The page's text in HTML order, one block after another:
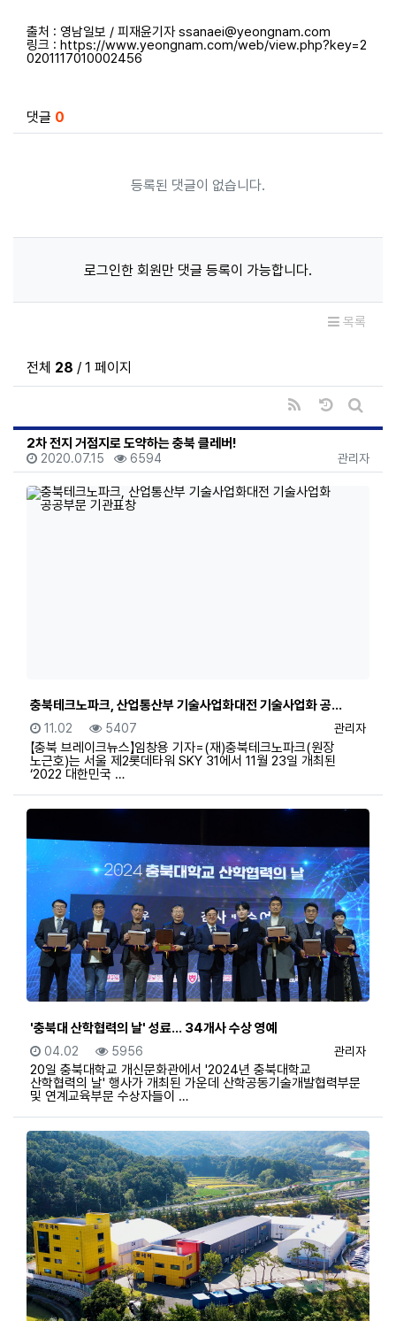
출처 : 영남일보 / 피재윤기자 ssanaei@yeongnam.com
링크 : https://www.yeongnam.com/web/view.php?key=2
0201117010002456
댓글 0
등록된 댓글이 없습니다.
로그인한 회원만 댓글 등록이 가능합니다.
목록
전체 28 / 1 페이지
RSS
날짜순 정렬
게시판
2차 전지 거점지로 도약하는 충북 클레버!
등록자
관리자
등록일
2020.07.15 조회
6594
충북테크노파크, 산업통산부 기술사업화대전 기술사업화 공…
등록자
관리자
등록일
11.02 조회
5407
【충북 브레이크뉴스】임창용 기자=(재)충북테크노파크(원장
노근호)는 서울 제2롯데타워 SKY 31에서 11월 23일 개최된
‘2022 대한민국 …
'충북대 산학협력의 날' 성료… 34개사 수상 영예
등록자
관리자
등록일
04.02 조회
5956
20일 충북대학교 개신문화관에서 '2024년 충북대학교
산학협력의 날' 행사가 개최된 가운데 산학공동기술개발협력부문
및 연계교육부문 수상자들이 …